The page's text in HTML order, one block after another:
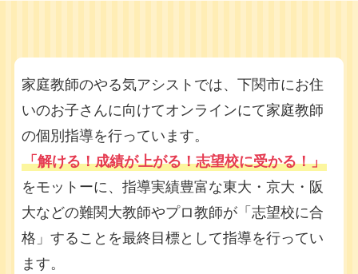
家庭教師のやる気アシストでは、下関市にお住
いのお子さんに向けてオンラインにて家庭教師
の個別指導を行っています。
「解ける！成績が上がる！志望校に受かる！」
をモットーに、指導実績豊富な東大・京大・阪
大などの難関大教師やプロ教師が「志望校に合
格」することを最終目標として指導を行ってい
ます。